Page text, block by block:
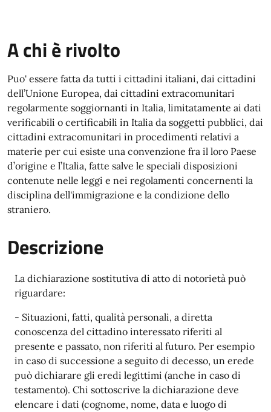
A chi è rivolto
Puo' essere fatta da tutti i cittadini italiani, dai cittadini
dell’Unione Europea, dai cittadini extracomunitari
regolarmente soggiornanti in Italia, limitatamente ai dati
verificabili o certificabili in Italia da soggetti pubblici, dai
cittadini extracomunitari in procedimenti relativi a
materie per cui esiste una convenzione fra il loro Paese
d’origine e l’Italia, fatte salve le speciali disposizioni
contenute nelle leggi e nei regolamenti concernenti la
disciplina dell'immigrazione e la condizione dello
straniero.
Descrizione
La dichiarazione sostitutiva di atto di notorietà può
riguardare:
- Situazioni, fatti, qualità personali, a diretta
conoscenza del cittadino interessato riferiti al
presente e passato, non riferiti al futuro. Per esempio
in caso di successione a seguito di decesso, un erede
può dichiarare gli eredi legittimi (anche in caso di
testamento). Chi sottoscrive la dichiarazione deve
elencare i dati (cognome, nome, data e luogo di